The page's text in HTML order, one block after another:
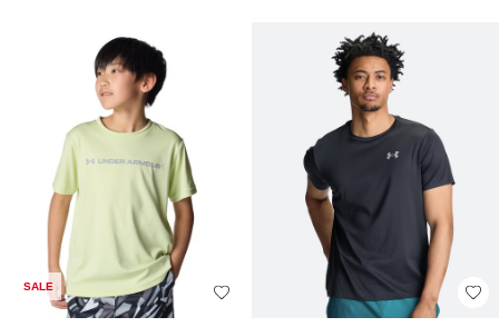
SALE